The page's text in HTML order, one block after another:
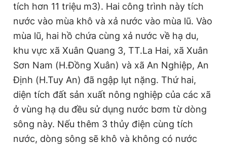
tích hơn 11 triệu m3). Hai công trình này tích
nước vào mùa khô và xả nước vào mùa lũ. Vào
mùa lũ, hai hồ chứa cùng xả nước về hạ du,
khu vực xã Xuân Quang 3, TT.La Hai, xã Xuân
Sơn Nam (H.Đồng Xuân) và xã An Nghiệp, An
Định (H.Tuy An) đã ngập lụt nặng. Thứ hai,
diện tích đất sản xuất nông nghiệp của các xã
ở vùng hạ du đều sử dụng nước bơm từ dòng
sông này. Nếu thêm 3 thủy điện cùng tích
nước, dòng sông sẽ khô và không có nước